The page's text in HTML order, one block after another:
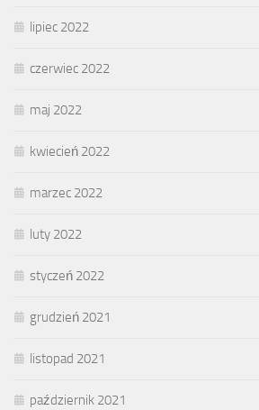
lipiec 2022
czerwiec 2022
maj 2022
kwiecień 2022
marzec 2022
luty 2022
styczeń 2022
grudzień 2021
listopad 2021
październik 2021